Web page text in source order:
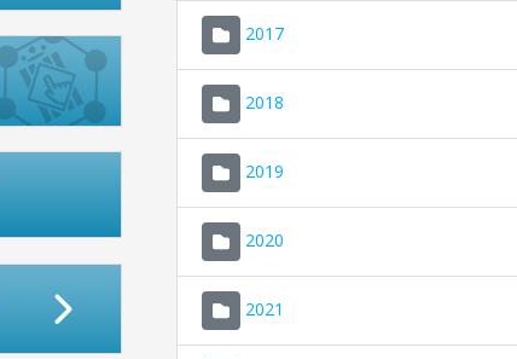
2017
2018
2019
2020
2021